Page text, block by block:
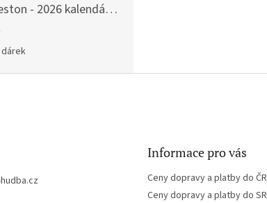
Tom Hiddleston - 2026 kalendář A3
is 5 out of 5 stars.
Informace pro vás
Ceny dopravy a platby do ČR
Ceny dopravy a platby do SR